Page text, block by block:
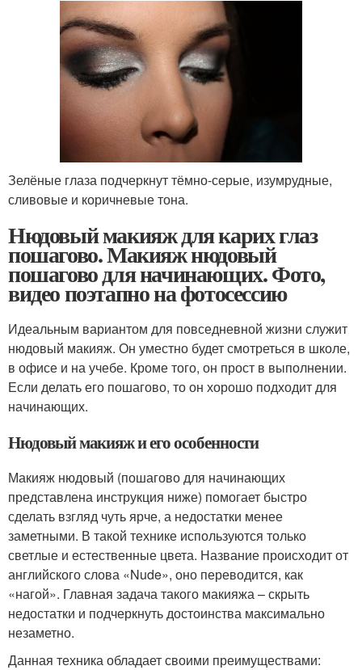
Зелёные глаза подчеркнут тёмно-серые, изумрудные,
сливовые и коричневые тона.
Нюдовый макияж для карих глаз
пошагово. Макияж нюдовый
пошагово для начинающих. Фото,
видео поэтапно на фотосессию
Идеальным вариантом для повседневной жизни служит
нюдовый макияж. Он уместно будет смотреться в школе,
в офисе и на учебе. Кроме того, он прост в выполнении.
Если делать его пошагово, то он хорошо подходит для
начинающих.
Нюдовый макияж и его особенности
Макияж нюдовый (пошагово для начинающих
представлена инструкция ниже) помогает быстро
сделать взгляд чуть ярче, а недостатки менее
заметными. В такой технике используются только
светлые и естественные цвета. Название происходит от
английского слова «Nude», оно переводится, как
«нагой». Главная задача такого макияжа – скрыть
недостатки и подчеркнуть достоинства максимально
незаметно.
Данная техника обладает своими преимуществами: